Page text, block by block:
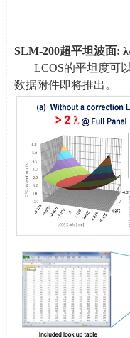
SLM-200超平坦波面: λ
LCOS的平坦度可
数据附件即将推出。